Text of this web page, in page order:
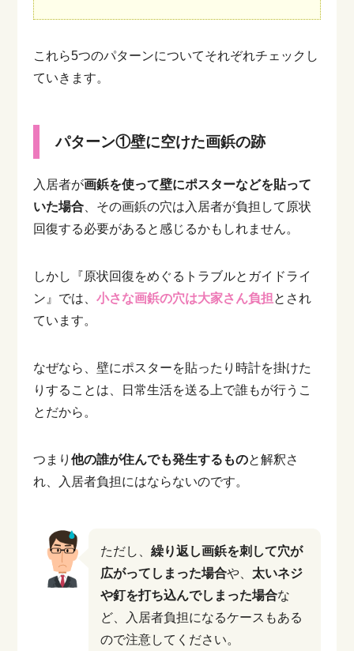
これら5つのパターンについてそれぞれチェックし
ていきます。
パターン①壁に空けた画鋲の跡
入居者が画鋲を使って壁にポスターなどを貼って
いた場合 、その画鋲の穴は入居者が負担して原状
回復する必要があると感じるかもしれません。
しかし『原状回復をめぐるトラブルとガイドライ
ン』では、小さな画鋲の穴は大家さん負担とされ
ています。
なぜなら、壁にポスターを貼ったり時計を掛けた
りすることは、日常生活を送る上で誰もが行うこ
とだから。
つまり他の誰が住んでも発生するものと解釈さ
れ、入居者負担にはならないのです。
ただし、繰り返し画鋲を刺して穴が
広がってしまった場合や、 太いネジ
や釘を打ち込んでしまった場合な
ど、入居者負担になるケースもある
ので注意してください。